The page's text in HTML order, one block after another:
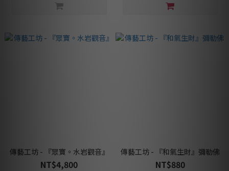
傳藝工坊 - 『眾寶。水岩觀音』
NT$4,800
傳藝工坊 - 『和氣生財』彌勒佛
NT$880